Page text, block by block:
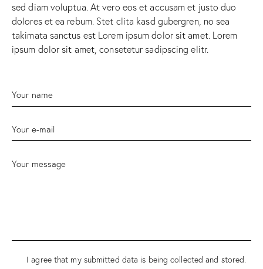
sed diam voluptua. At vero eos et accusam et justo duo
dolores et ea rebum. Stet clita kasd gubergren, no sea
takimata sanctus est Lorem ipsum dolor sit amet. Lorem
ipsum dolor sit amet, consetetur sadipscing elitr.
I agree that my submitted data is being collected and stored.